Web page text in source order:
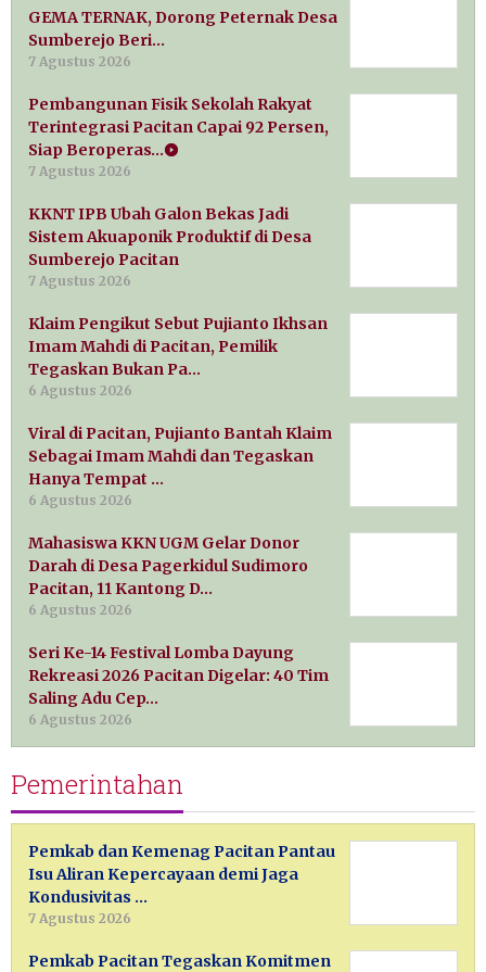
GEMA TERNAK, Dorong Peternak Desa
Sumberejo Beri…
7 Agustus 2026
Pembangunan Fisik Sekolah Rakyat
Terintegrasi Pacitan Capai 92 Persen,
Siap Beroperas…
7 Agustus 2026
KKNT IPB Ubah Galon Bekas Jadi
Sistem Akuaponik Produktif di Desa
Sumberejo Pacitan
7 Agustus 2026
Klaim Pengikut Sebut Pujianto Ikhsan
Imam Mahdi di Pacitan, Pemilik
Tegaskan Bukan Pa…
6 Agustus 2026
Viral di Pacitan, Pujianto Bantah Klaim
Sebagai Imam Mahdi dan Tegaskan
Hanya Tempat …
6 Agustus 2026
Mahasiswa KKN UGM Gelar Donor
Darah di Desa Pagerkidul Sudimoro
Pacitan, 11 Kantong D…
6 Agustus 2026
Seri Ke-14 Festival Lomba Dayung
Rekreasi 2026 Pacitan Digelar: 40 Tim
Saling Adu Cep…
6 Agustus 2026
Pemerintahan
Pemkab dan Kemenag Pacitan Pantau
Isu Aliran Kepercayaan demi Jaga
Kondusivitas …
7 Agustus 2026
Pemkab Pacitan Tegaskan Komitmen